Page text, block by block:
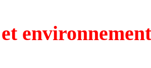
environnement